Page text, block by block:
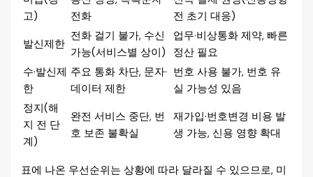
고)
전화
전 초기 대응)
발신제한
전화 걸기 불가, 수신
가능(서비스별 상이)
업무·비상통화 제약, 빠른
정산 필요
수·발신제
한
주요 통화 차단, 문자·
데이터 제한
번호 사용 불가, 번호 유
실 가능성 있음
정지(해
지 전 단
계)
완전 서비스 중단, 번
호 보존 불확실
재가입·번호변경 비용 발
생 가능, 신용 영향 확대
표에 나온 우선순위는 상황에 따라 달라질 수 있으므로, 미